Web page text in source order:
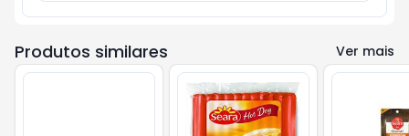
Produtos similares Ver mais